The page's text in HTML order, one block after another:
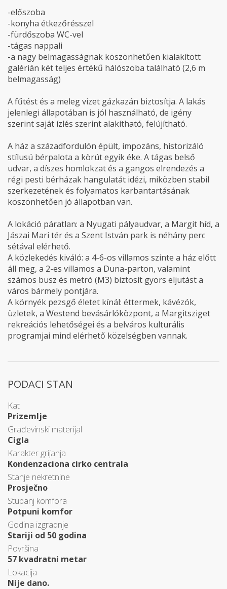
-előszoba
-konyha étkezőrésszel
-fürdőszoba WC-vel
-tágas nappali
-a nagy belmagasságnak köszönhetően kialakított
galérián két teljes értékű hálószoba található (2,6 m
belmagasság)
A fűtést és a meleg vizet gázkazán biztosítja. A lakás
jelenlegi állapotában is jól használható, de igény
szerint saját ízlés szerint alakítható, felújítható.
A ház a századfordulón épült, impozáns, historizáló
stílusú bérpalota a körút egyik éke. A tágas belső
udvar, a díszes homlokzat és a gangos elrendezés a
régi pesti bérházak hangulatát idézi, miközben stabil
szerkezetének és folyamatos karbantartásának
köszönhetően jó állapotban van.
A lokáció páratlan: a Nyugati pályaudvar, a Margit híd, a
Jászai Mari tér és a Szent István park is néhány perc
sétával elérhető.
A közlekedés kiváló: a 4-6-os villamos szinte a ház előtt
áll meg, a 2-es villamos a Duna-parton, valamint
számos busz és metró (M3) biztosít gyors eljutást a
város bármely pontjára.
A környék pezsgő életet kínál: éttermek, kávézók,
üzletek, a Westend bevásárlóközpont, a Margitsziget
rekreációs lehetőségei és a belváros kulturális
programjai mind elérhető közelségben vannak.
PODACI STAN
Kat
Prizemlje
Građevinski materijal
Cigla
Karakter grijanja
Kondenzaciona cirko centrala
Stanje nekretnine
Prosječno
Stupanj komfora
Potpuni komfor
Godina izgradnje
Stariji od 50 godina
Površina
57 kvadratni metar
Lokacija
Nije dano.